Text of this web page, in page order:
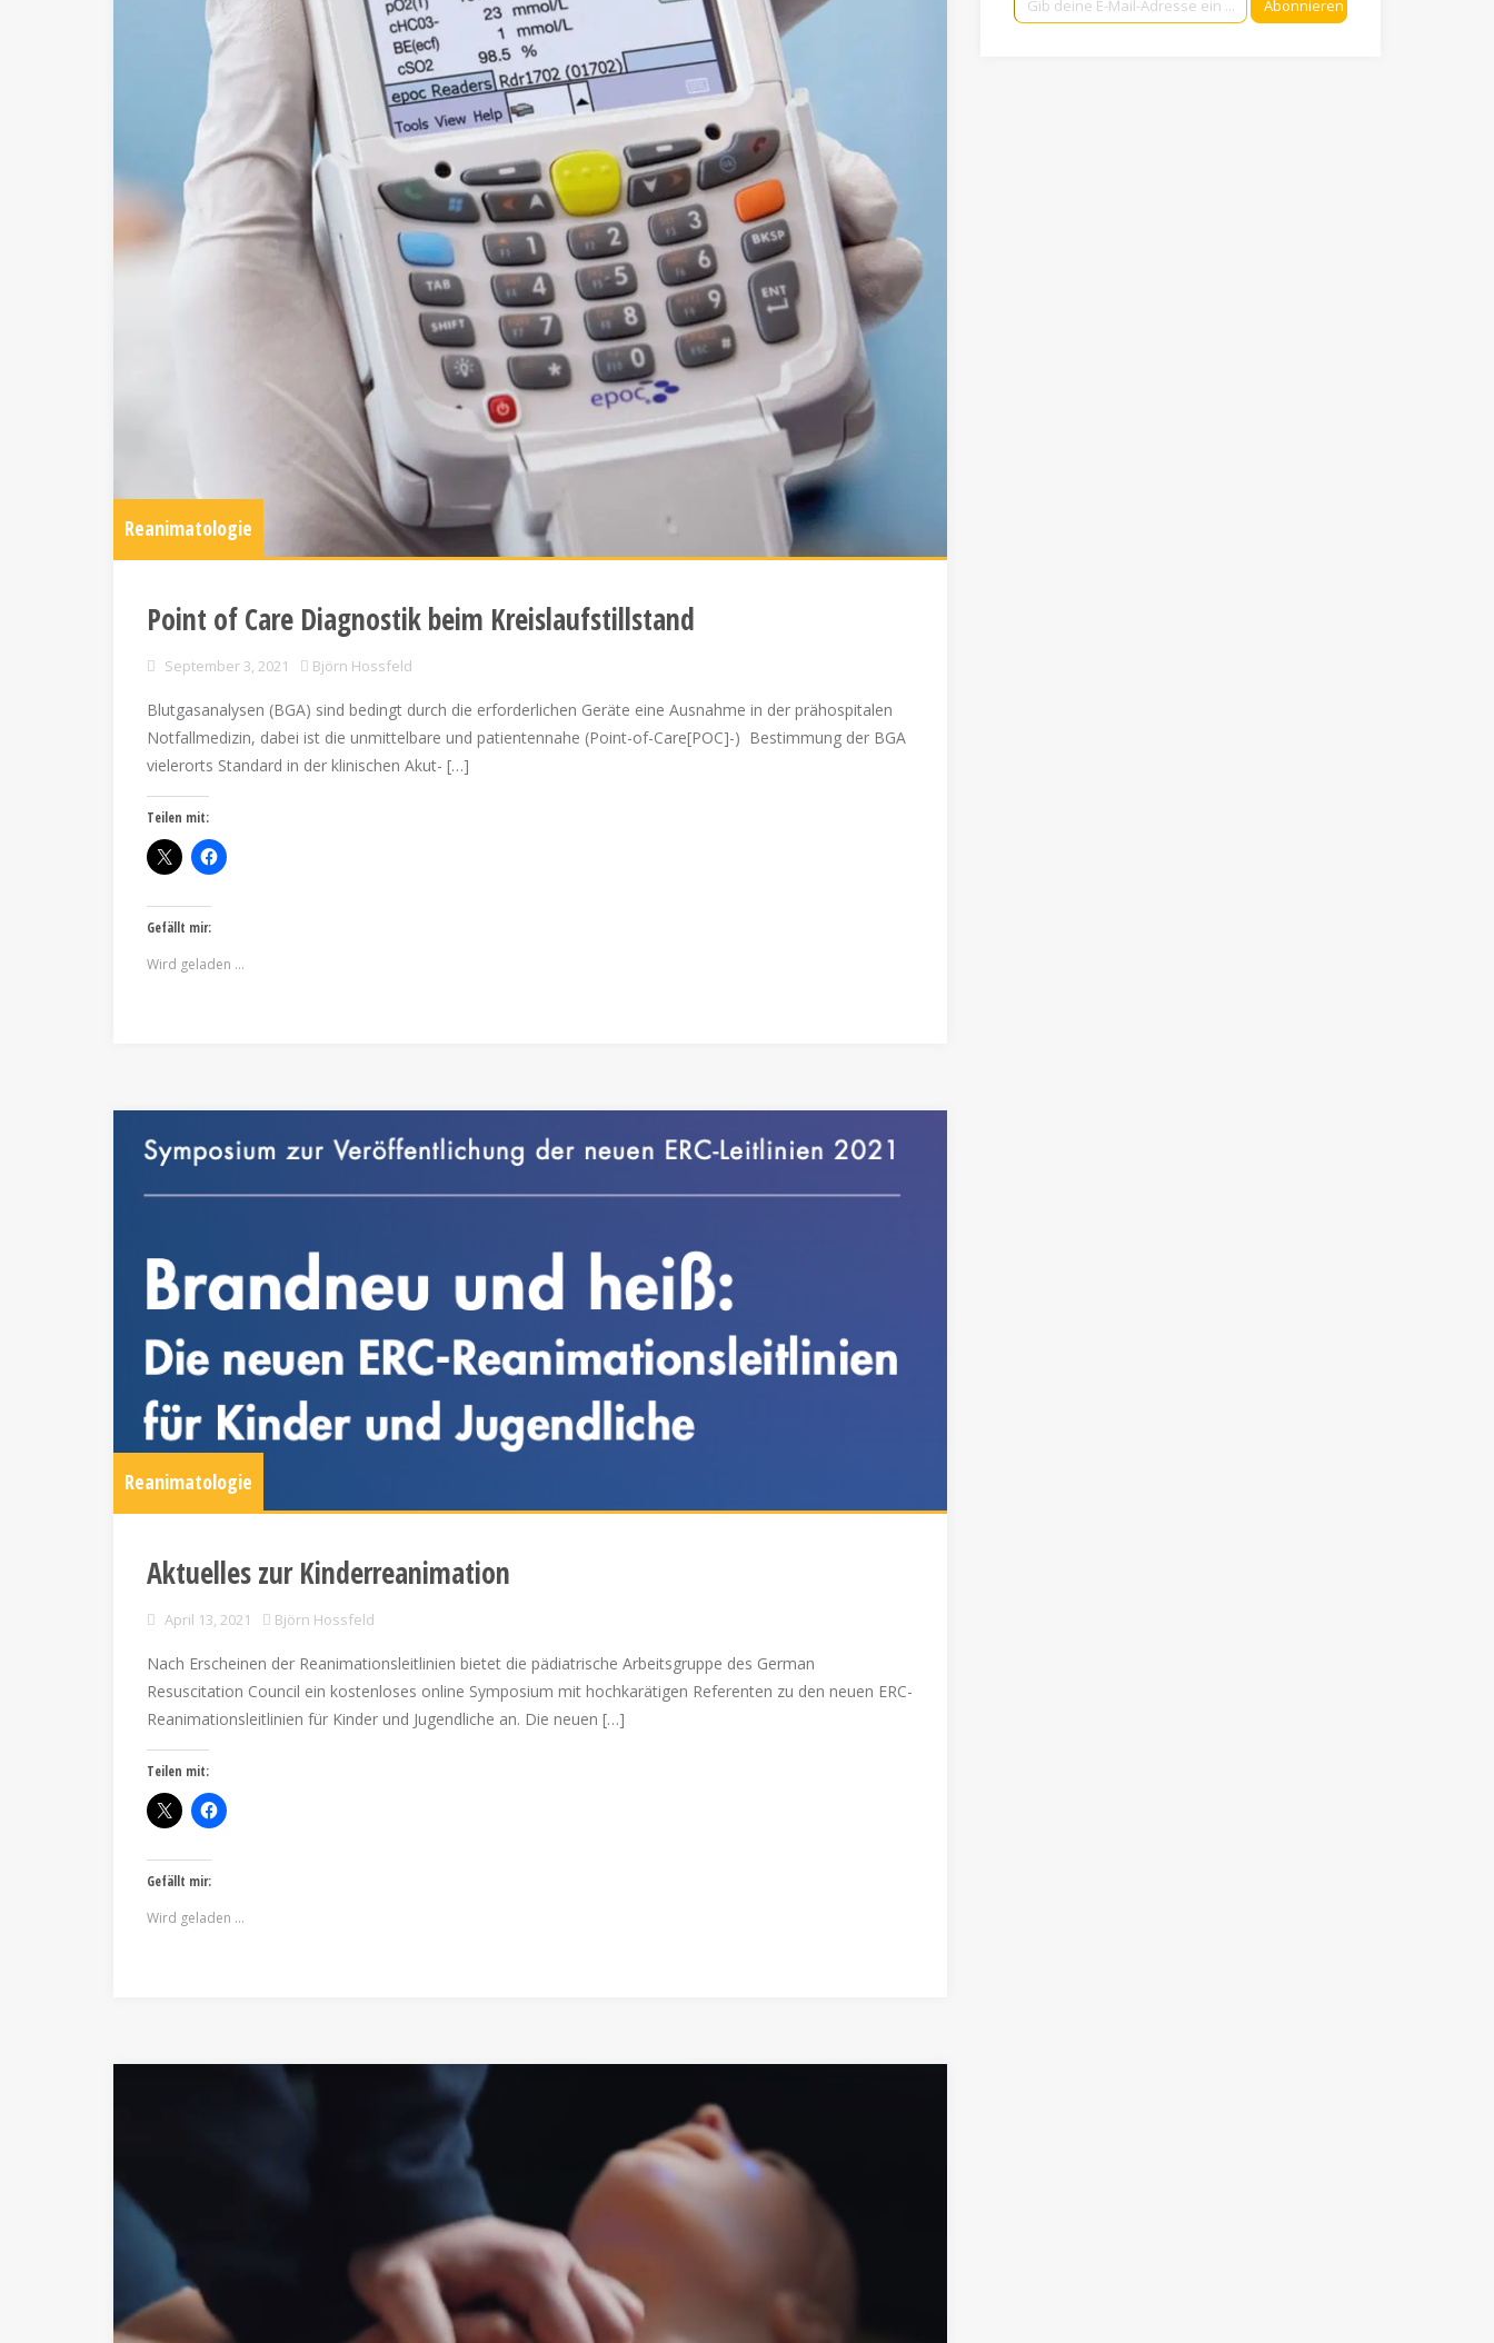
Reanimatologie
Point of Care Diagnostik beim Kreislaufstillstand
September 3, 2021 Björn Hossfeld
Blutgasanalysen (BGA) sind bedingt durch die erforderlichen Geräte eine Ausnahme in der prähospitalen
Notfallmedizin, dabei ist die unmittelbare und patientennahe (Point-of-Care[POC]-) Bestimmung der BGA
vielerorts Standard in der klinischen Akut- […]
Teilen mit:
Gefällt mir:
Wird geladen …
Reanimatologie
Aktuelles zur Kinderreanimation
April 13, 2021 Björn Hossfeld
Nach Erscheinen der Reanimationsleitlinien bietet die pädiatrische Arbeitsgruppe des German
Resuscitation Council ein kostenloses online Symposium mit hochkarätigen Referenten zu den neuen ERC-
Reanimationsleitlinien für Kinder und Jugendliche an. Die neuen […]
Teilen mit:
Gefällt mir:
Wird geladen …
Abonnieren